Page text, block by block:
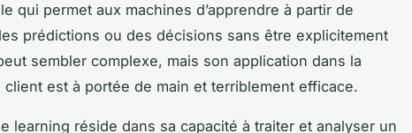
qui permet aux machines d’apprendre à partir de
prédictions ou des décisions sans être explicitement
sembler complexe, mais son application dans la
est à portée de main et terriblement efficace.
learning réside dans sa capacité à traiter et analyser un